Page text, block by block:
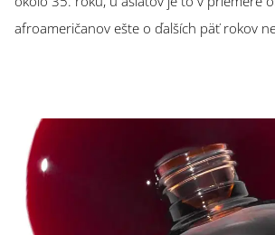
afroameričanov ešte o ďalších päť rokov